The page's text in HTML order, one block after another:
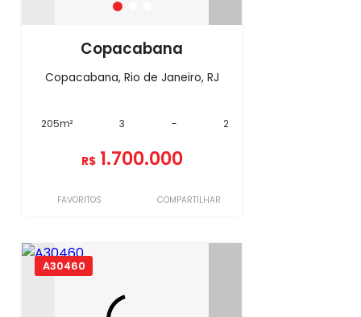
Copacabana
Copacabana, Rio de Janeiro, RJ
205m² 3 - 2
R$ 1.700.000
FAVORITOS COMPARTILHAR
A30460